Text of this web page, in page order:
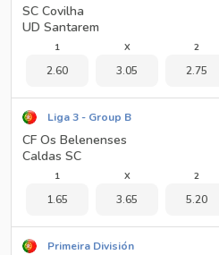
SC Covilha
UD Santarem
1
2.60
X
3.05
2
2.75
Liga 3 - Group B
CF Os Belenenses
Caldas SC
1
1.65
X
3.65
2
5.20
Primeira División